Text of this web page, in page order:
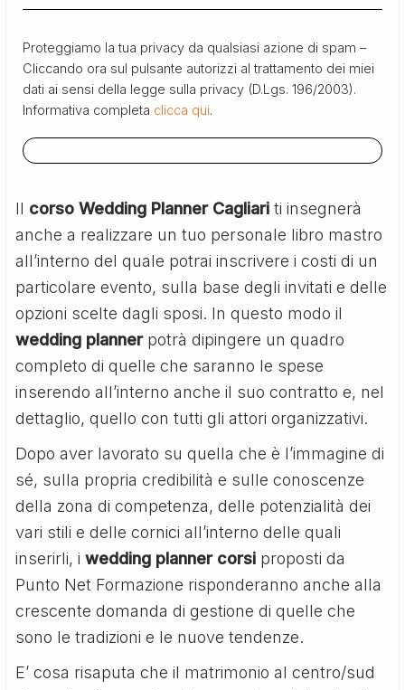
Proteggiamo la tua privacy da qualsiasi azione di spam –
Cliccando ora sul pulsante autorizzi al trattamento dei miei
dati ai sensi della legge sulla privacy (D.Lgs. 196/2003).
Informativa completa clicca qui.
Il corso Wedding Planner Cagliari ti insegnerà
anche a realizzare un tuo personale libro mastro
all’interno del quale potrai inscrivere i costi di un
particolare evento, sulla base degli invitati e delle
opzioni scelte dagli sposi. In questo modo il
wedding plannerpotrà dipingere un quadro
completo di quelle che saranno le spese
inserendo all’interno anche il suo contratto e, nel
dettaglio, quello con tutti gli attori organizzativi.
Dopo aver lavorato su quella che è l’immagine di
sé, sulla propria credibilità e sulle conoscenze
della zona di competenza, delle potenzialità dei
vari stili e delle cornici all’interno delle quali
inserirli, iwedding planner corsi proposti da
Punto Net Formazione risponderanno anche alla
crescente domanda di gestione di quelle che
sono le tradizioni e le nuove tendenze.
E’ cosa risaputa che il matrimonio al centro/sud